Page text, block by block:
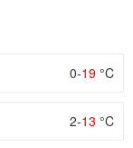
0-19 °C
2-13 °C